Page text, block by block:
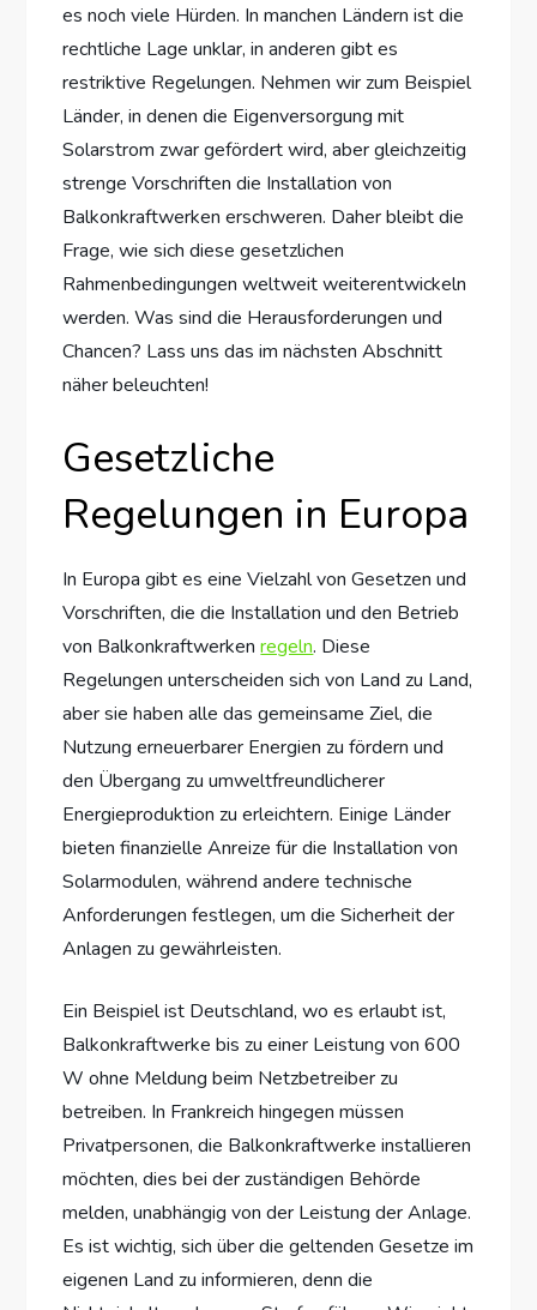
es noch viele Hürden. In manchen Ländern ist die
rechtliche Lage unklar, in anderen gibt es
restriktive Regelungen. Nehmen wir zum Beispiel
Länder, in denen die Eigenversorgung mit
Solarstrom zwar gefördert wird, aber gleichzeitig
strenge Vorschriften die Installation von
Balkonkraftwerken erschweren. Daher bleibt die
Frage, wie sich diese gesetzlichen
Rahmenbedingungen weltweit weiterentwickeln
werden. Was sind die Herausforderungen und
Chancen? Lass uns das im nächsten Abschnitt
näher beleuchten!
Gesetzliche
Regelungen in Europa
In Europa gibt es eine Vielzahl von Gesetzen und
Vorschriften, die die Installation und den Betrieb
von Balkonkraftwerkenregeln. Diese
Regelungen unterscheiden sich von Land zu Land,
aber sie haben alle das gemeinsame Ziel, die
Nutzung erneuerbarer Energien zu fördern und
den Übergang zu umweltfreundlicherer
Energieproduktion zu erleichtern. Einige Länder
bieten finanzielle Anreize für die Installation von
Solarmodulen, während andere technische
Anforderungen festlegen, um die Sicherheit der
Anlagen zu gewährleisten.
Ein Beispiel ist Deutschland, wo es erlaubt ist,
Balkonkraftwerke bis zu einer Leistung von 600
W ohne Meldung beim Netzbetreiber zu
betreiben. In Frankreich hingegen müssen
Privatpersonen, die Balkonkraftwerke installieren
möchten, dies bei der zuständigen Behörde
melden, unabhängig von der Leistung der Anlage.
Es ist wichtig, sich über die geltenden Gesetze im
eigenen Land zu informieren, denn die